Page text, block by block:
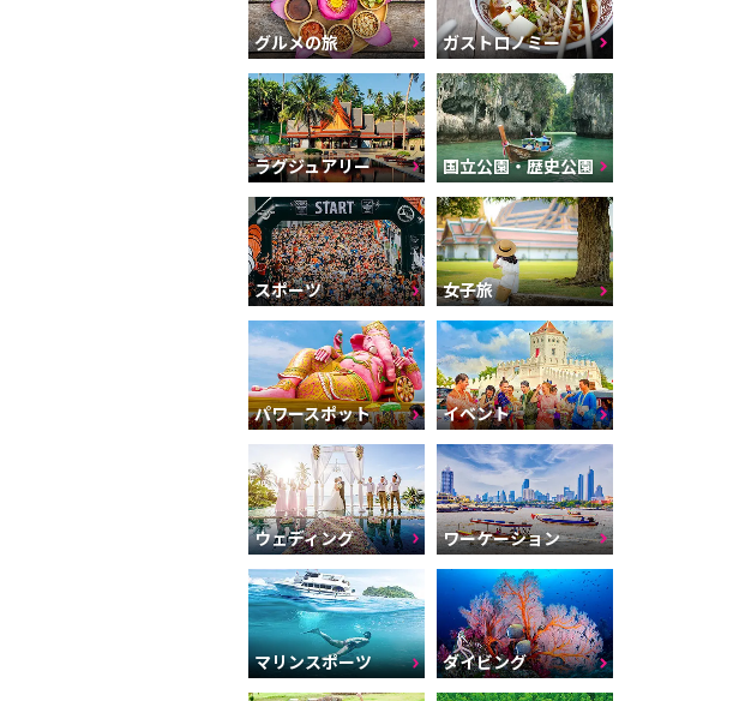
グルメの旅 ガストロノミー
ラグジュアリー 国立公園・歴史公園
スポーツ 女子旅
パワースポット イベント
ウェディング ワーケーション
マリンスポーツ ダイビング